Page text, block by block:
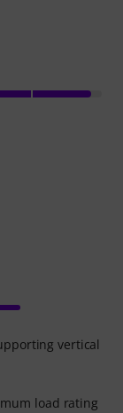
vertical
load rating